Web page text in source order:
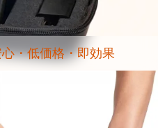
・低価格・即効果